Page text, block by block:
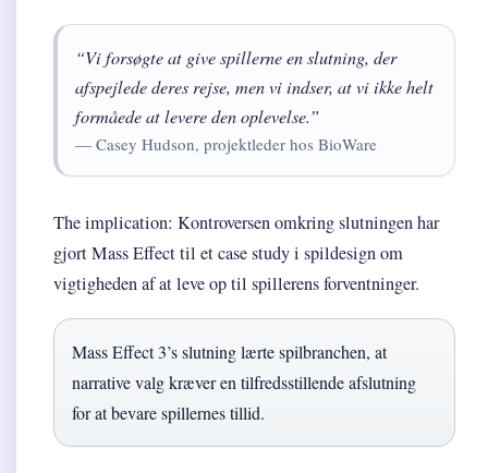
“Vi forsøgte at give spillerne en slutning, der
afspejlede deres rejse, men vi indser, at vi ikke helt
formåede at levere den oplevelse.”
— Casey Hudson, projektleder hos BioWare
The implication: Kontroversen omkring slutningen har
gjort Mass Effect til et case study i spildesign om
vigtigheden af at leve op til spillerens forventninger.
Mass Effect 3’s slutning lærte spilbranchen, at
narrative valg kræver en tilfredsstillende afslutning
for at bevare spillernes tillid.